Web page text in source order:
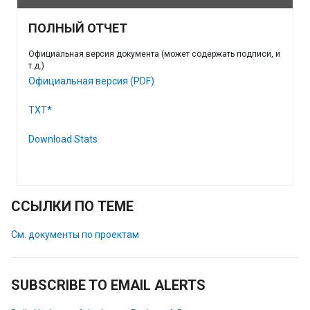
ПОЛНЫЙ ОТЧЕТ
Официальная версия документа (может содержать подписи, и
т.д.)
Официальная версия (PDF)
TXT*
Download Stats
ССЫЛКИ ПО ТЕМЕ
См. документы по проектам
SUBSCRIBE TO EMAIL ALERTS